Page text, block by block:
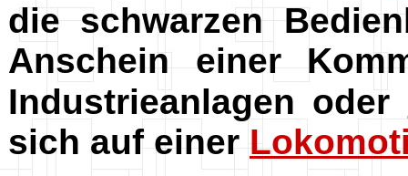
die schwarzen
Anschein einer
Industrieanlagen oder
sich auf einer